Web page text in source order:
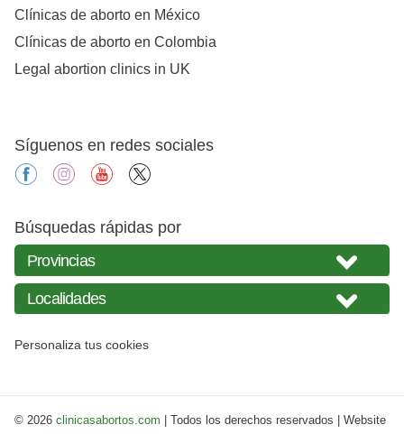
Clínicas de aborto en México
Clínicas de aborto en Colombia
Legal abortion clinics in UK
Síguenos en redes sociales
facebookinstagramyoutube
Búsquedas rápidas por
Personaliza tus cookies
© 2026 clinicasabortos.com | Todos los derechos reservados | Website